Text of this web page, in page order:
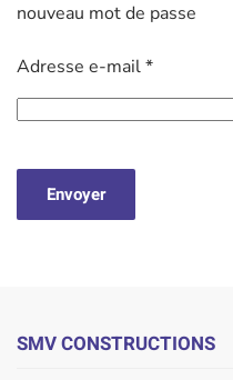
nouveau mot de passe
Adresse e-mail*
Envoyer
SMV CONSTRUCTIONS